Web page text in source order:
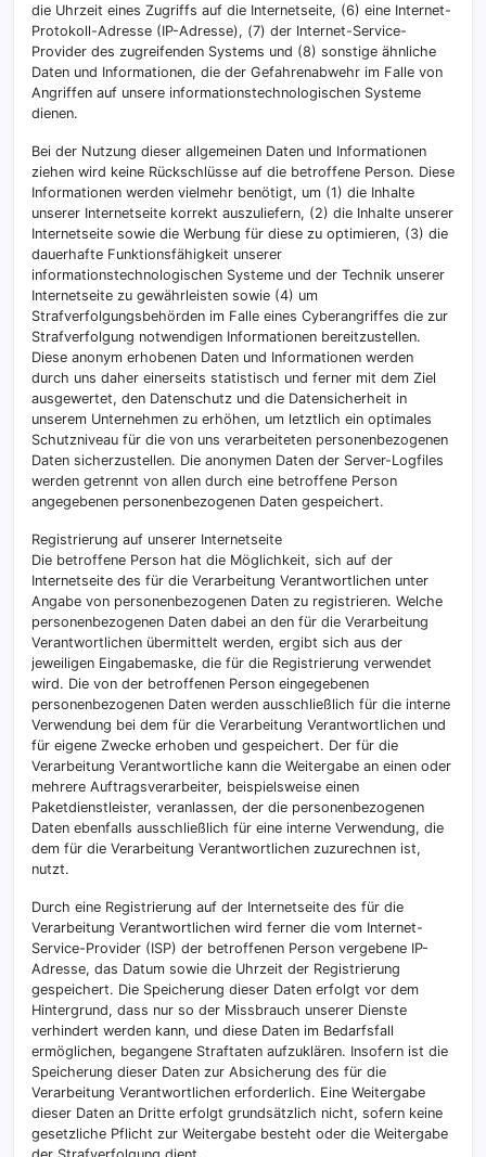
die Uhrzeit eines Zugriffs auf die Internetseite, (6) eine Internet-
Protokoll-Adresse (IP-Adresse), (7) der Internet-Service-
Provider des zugreifenden Systems und (8) sonstige ähnliche
Daten und Informationen, die der Gefahrenabwehr im Falle von
Angriffen auf unsere informationstechnologischen Systeme
dienen.
Bei der Nutzung dieser allgemeinen Daten und Informationen
ziehen wird keine Rückschlüsse auf die betroffene Person. Diese
Informationen werden vielmehr benötigt, um (1) die Inhalte
unserer Internetseite korrekt auszuliefern, (2) die Inhalte unserer
Internetseite sowie die Werbung für diese zu optimieren, (3) die
dauerhafte Funktionsfähigkeit unserer
informationstechnologischen Systeme und der Technik unserer
Internetseite zu gewährleisten sowie (4) um
Strafverfolgungsbehörden im Falle eines Cyberangriffes die zur
Strafverfolgung notwendigen Informationen bereitzustellen.
Diese anonym erhobenen Daten und Informationen werden
durch uns daher einerseits statistisch und ferner mit dem Ziel
ausgewertet, den Datenschutz und die Datensicherheit in
unserem Unternehmen zu erhöhen, um letztlich ein optimales
Schutzniveau für die von uns verarbeiteten personenbezogenen
Daten sicherzustellen. Die anonymen Daten der Server-Logfiles
werden getrennt von allen durch eine betroffene Person
angegebenen personenbezogenen Daten gespeichert.
Registrierung auf unserer Internetseite
Die betroffene Person hat die Möglichkeit, sich auf der
Internetseite des für die Verarbeitung Verantwortlichen unter
Angabe von personenbezogenen Daten zu registrieren. Welche
personenbezogenen Daten dabei an den für die Verarbeitung
Verantwortlichen übermittelt werden, ergibt sich aus der
jeweiligen Eingabemaske, die für die Registrierung verwendet
wird. Die von der betroffenen Person eingegebenen
personenbezogenen Daten werden ausschließlich für die interne
Verwendung bei dem für die Verarbeitung Verantwortlichen und
für eigene Zwecke erhoben und gespeichert. Der für die
Verarbeitung Verantwortliche kann die Weitergabe an einen oder
mehrere Auftragsverarbeiter, beispielsweise einen
Paketdienstleister, veranlassen, der die personenbezogenen
Daten ebenfalls ausschließlich für eine interne Verwendung, die
dem für die Verarbeitung Verantwortlichen zuzurechnen ist,
nutzt.
Durch eine Registrierung auf der Internetseite des für die
Verarbeitung Verantwortlichen wird ferner die vom Internet-
Service-Provider (ISP) der betroffenen Person vergebene IP-
Adresse, das Datum sowie die Uhrzeit der Registrierung
gespeichert. Die Speicherung dieser Daten erfolgt vor dem
Hintergrund, dass nur so der Missbrauch unserer Dienste
verhindert werden kann, und diese Daten im Bedarfsfall
ermöglichen, begangene Straftaten aufzuklären. Insofern ist die
Speicherung dieser Daten zur Absicherung des für die
Verarbeitung Verantwortlichen erforderlich. Eine Weitergabe
dieser Daten an Dritte erfolgt grundsätzlich nicht, sofern keine
gesetzliche Pflicht zur Weitergabe besteht oder die Weitergabe